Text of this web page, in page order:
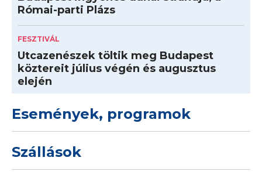
Római-parti Plázs
FESZTIVÁL
Utcazenészek töltik meg Budapest
köztereit július végén és augusztus
elején
Események, programok
Szállások